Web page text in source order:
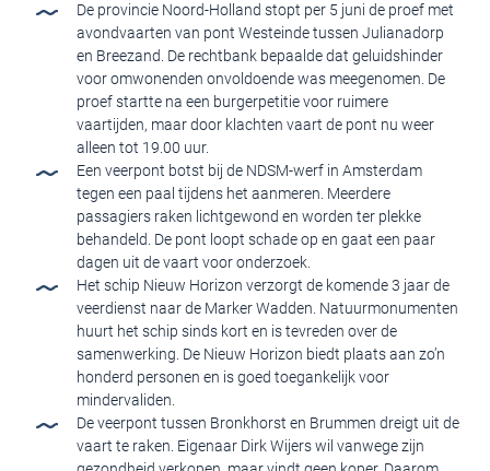
De provincie Noord-Holland stopt per 5 juni de proef met
avondvaarten van pont Westeinde tussen Julianadorp
en Breezand. De rechtbank bepaalde dat geluidshinder
voor omwonenden onvoldoende was meegenomen. De
proef startte na een burgerpetitie voor ruimere
vaartijden, maar door klachten vaart de pont nu weer
alleen tot 19.00 uur.
Een veerpont botst bij de NDSM-werf in Amsterdam
tegen een paal tijdens het aanmeren. Meerdere
passagiers raken lichtgewond en worden ter plekke
behandeld. De pont loopt schade op en gaat een paar
dagen uit de vaart voor onderzoek.
Het schip Nieuw Horizon verzorgt de komende 3 jaar de
veerdienst naar de Marker Wadden. Natuurmonumenten
huurt het schip sinds kort en is tevreden over de
samenwerking. De Nieuw Horizon biedt plaats aan zo’n
honderd personen en is goed toegankelijk voor
mindervaliden.
De veerpont tussen Bronkhorst en Brummen dreigt uit de
vaart te raken. Eigenaar Dirk Wijers wil vanwege zijn